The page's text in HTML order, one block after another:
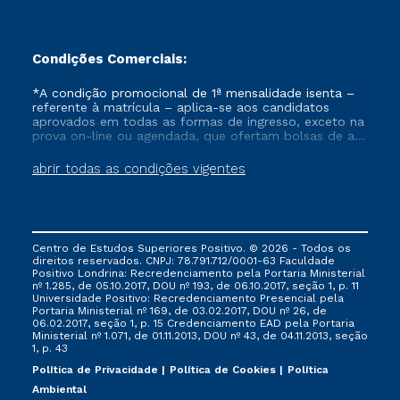
Condições Comerciais:
abrir todas as condições vigentes
*A condição promocional de 1ª mensalidade isenta –
referente à matrícula – aplica-se aos candidatos
aprovados em todas as formas de ingresso, exceto na
prova on-line ou agendada, que ofertam bolsas de até
vigente, que ainda não tenham efetivado e/ou não
tenham cancelado ou trancado sua matrícula em uma
via FIES, Prouni e outros programas governamentais, e
não se acumula com nenhuma outra campanha
ofertada pela Instituição.
Centro de Estudos Superiores Positivo. © 2026 - Todos os
direitos reservados. CNPJ: 78.791.712/0001-63 Faculdade
Positivo Londrina: Recredenciamento pela Portaria Ministerial
nº 1.285, de 05.10.2017, DOU nº 193, de 06.10.2017, seção 1, p. 11
Universidade Positivo: Recredenciamento Presencial ​pela
Portaria Ministerial nº 169, de 03.02.2017, DOU nº 26, de
06.02.2017, seção 1, p. 15 Credenciamento EAD pela Portaria
Ministerial nº 1.071, de 01.11.2013, DOU nº 43, de 04.11.2013, seção
1, p. 43
Política de Privacidade
Política de Cookies
Política
Ambiental